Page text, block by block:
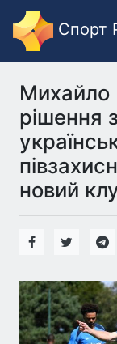
Спорт
Михайло
рішення
новий